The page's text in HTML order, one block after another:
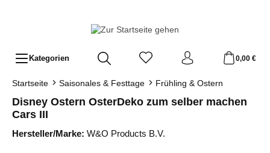
Kategorien 0,00 €
Startseite Saisonales & Festtage Frühling & Ostern
Disney Ostern OsterDeko zum selber machen
Cars III
Hersteller/Marke: W&O Products B.V.